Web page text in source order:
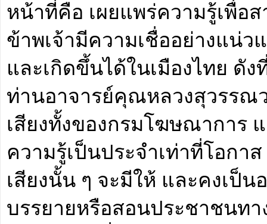
หน้าที่คือ เผยแพร่ความรู้เพื่
ข้าพเจ้ามีความเชื่ออย่างแน่ว
และเกิดขึ้นได้ในเมืองไทย ดั
ท่านอาจารย์คุณหลวงสุวรรณ
เสียงทั้งของกรมโฆษณาการ
ความรู้เป็นประจำเท่าที่โอกา
เสียงนั้น ๆ จะมีให้ และคงเป็
บรรยายหรือสอนประชาชนทา